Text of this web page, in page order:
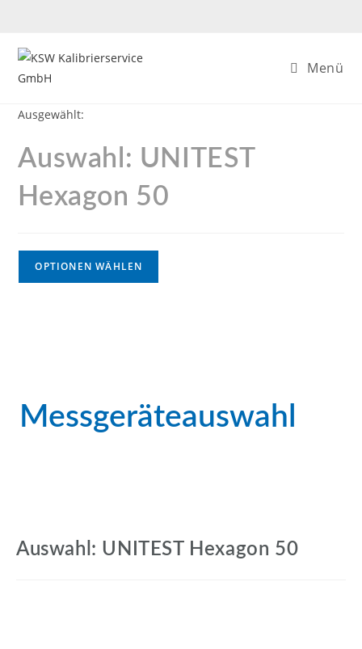
Menü
Ausgewählt:
Auswahl: UNITEST
Hexagon 50
OPTIONEN WÄHLEN
Messgeräteauswahl
Auswahl: UNITEST Hexagon 50